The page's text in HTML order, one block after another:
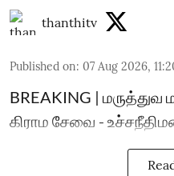
thanthitv
Published on: 07 Aug 2026,
BREAKING |
கிராம சேவை -